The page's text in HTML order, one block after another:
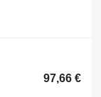
97,66 €